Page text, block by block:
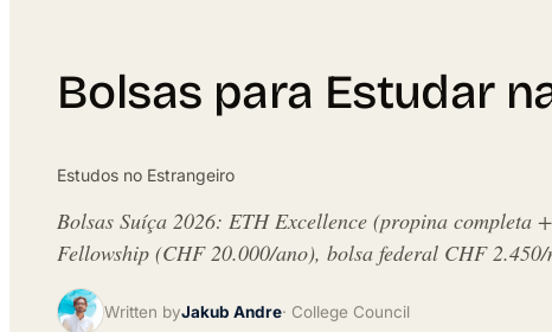
Bolsas para Estudar
Estudos no Estrangeiro
Bolsas Suíça 2026: ETH Excellence (propina completa
Fellowship (CHF 20.000/ano), bolsa federal CHF 2.450/
Written byJakub Andre College Council